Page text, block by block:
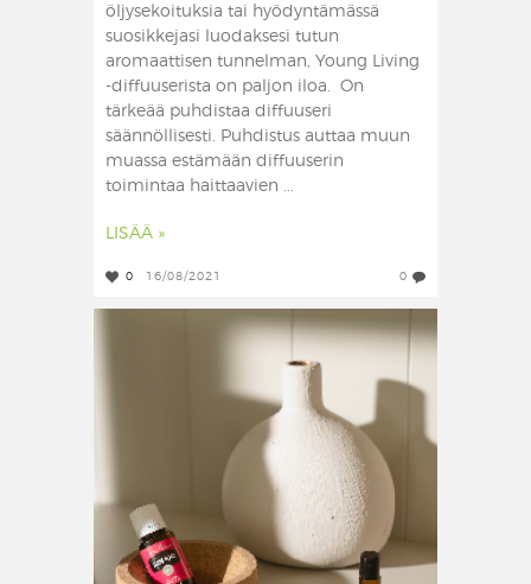
öljysekoituksia tai hyödyntämässä
suosikkejasi luodaksesi tutun
aromaattisen tunnelman, Young Living
-diffuuserista on paljon iloa. On
tärkeää puhdistaa diffuuseri
säännöllisesti. Puhdistus auttaa muun
muassa estämään diffuuserin
toimintaa haittaavien ...
LISÄÄ »
0 16/08/2021 0